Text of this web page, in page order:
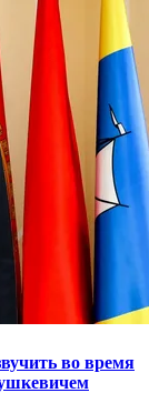
во время